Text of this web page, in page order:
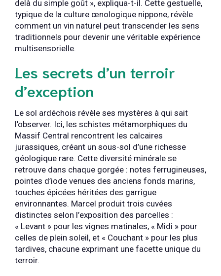
delà du simple goût », expliqua-t-il. Cette gestuelle,
typique de la culture œnologique nippone, révèle
comment un vin naturel peut transcender les sens
traditionnels pour devenir une véritable expérience
multisensorielle.
Les secrets d’un terroir
d’exception
Le sol ardéchois révèle ses mystères à qui sait
l’observer. Ici, les schistes métamorphiques du
Massif Central rencontrent les calcaires
jurassiques, créant un sous-sol d’une richesse
géologique rare. Cette diversité minérale se
retrouve dans chaque gorgée : notes ferrugineuses,
pointes d’iode venues des anciens fonds marins,
touches épicées héritées des garrigue
environnantes. Marcel produit trois cuvées
distinctes selon l’exposition des parcelles :
« Levant » pour les vignes matinales, « Midi » pour
celles de plein soleil, et « Couchant » pour les plus
tardives, chacune exprimant une facette unique du
terroir.